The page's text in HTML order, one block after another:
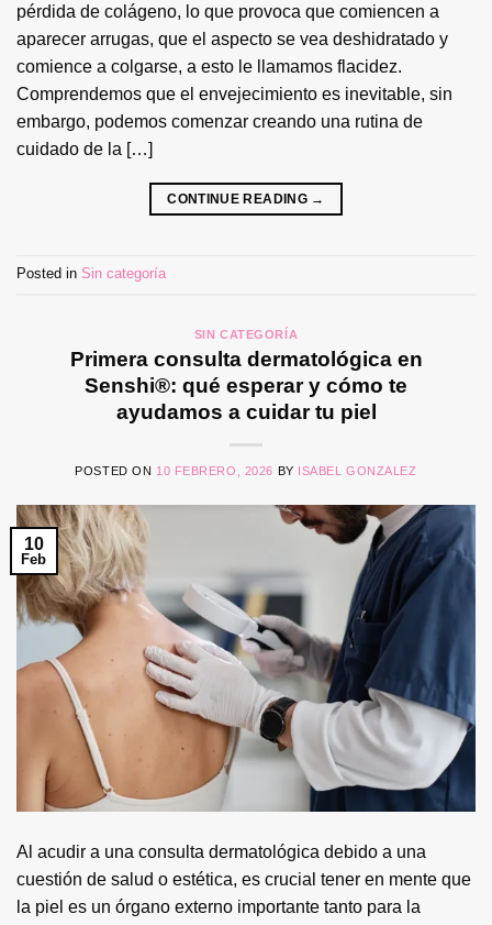
pérdida de colágeno, lo que provoca que comiencen a
aparecer arrugas, que el aspecto se vea deshidratado y
comience a colgarse, a esto le llamamos flacidez.
Comprendemos que el envejecimiento es inevitable, sin
embargo, podemos comenzar creando una rutina de
cuidado de la […]
CONTINUE READING →
Posted in Sin categoría
SIN CATEGORÍA
Primera consulta dermatológica en
Senshi®: qué esperar y cómo te
ayudamos a cuidar tu piel
POSTED ON 10 FEBRERO, 2026 BY ISABEL GONZALEZ
10
Feb
Al acudir a una consulta dermatológica debido a una
cuestión de salud o estética, es crucial tener en mente que
la piel es un órgano externo importante tanto para la